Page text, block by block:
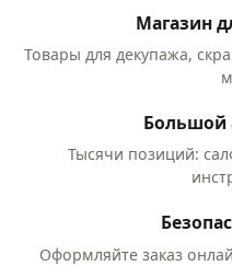
Магазин
Товары для декупажа,
Большой
Тысячи позиций:
Оформляйте заказ